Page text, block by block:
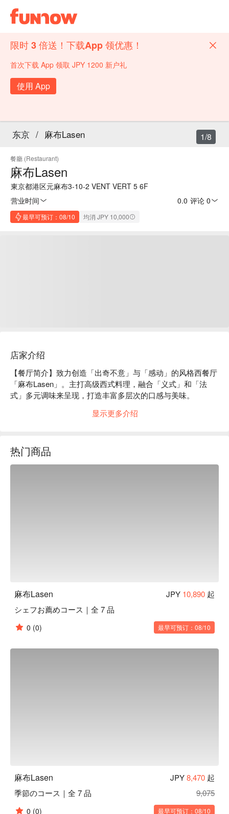
限时 3 倍送！下载App 领优惠！
首次下载 App 领取 JPY 1200 新户礼
使用 App
东京 / 麻布Lasen
餐廳 (Restaurant)
麻布Lasen
東京都港区元麻布3-10-2 VENT VERT 5 6F
营业时间
0.0 评论 0
最早可预订：08/10 均消 JPY 10,000
1/8
店家介绍
【餐厅简介】致力创造「出奇不意」与「感动」的风格西餐厅
「麻布Lasen」。主打高级西式料理，融合「义式」和「法
式」多元调味来呈现，打造丰富多层次的口感与美味。
连续推荐 11 年的义式餐厅「RISTORANTE HONDA」餐厅拜
【特殊席位】设有西班牙风的小包厢以及峇里岛渡假风的大包
厢。偷偷告诉您，这里还有 VIP 露台包厢，想求婚，预订这里
显示更多介绍
热门商品
麻布Lasen JPY 10,890 起
シェフお薦めコース｜全 7 品
0 (0) 最早可预订：08/10
麻布Lasen JPY8,470 起
季節のコース｜全 7 品
9,075
0 (0) 最早可预订：08/10